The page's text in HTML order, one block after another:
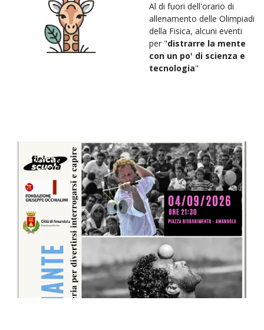
Al di fuori dell'orario di
allenamento delle Olimpiadi
della Fisica, alcuni eventi
per "distrarre la mente
con un po' di scienza e
tecnologia"